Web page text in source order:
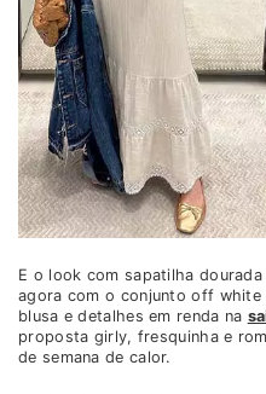
E o look com sapatilha
agora com o conjunto off white
blusa e detalhes em renda na
proposta girly, fresquinha e
de semana de calor.